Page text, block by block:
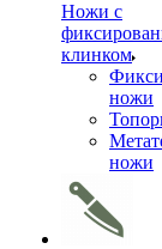
Ножи с
клинком
ножи
ножи